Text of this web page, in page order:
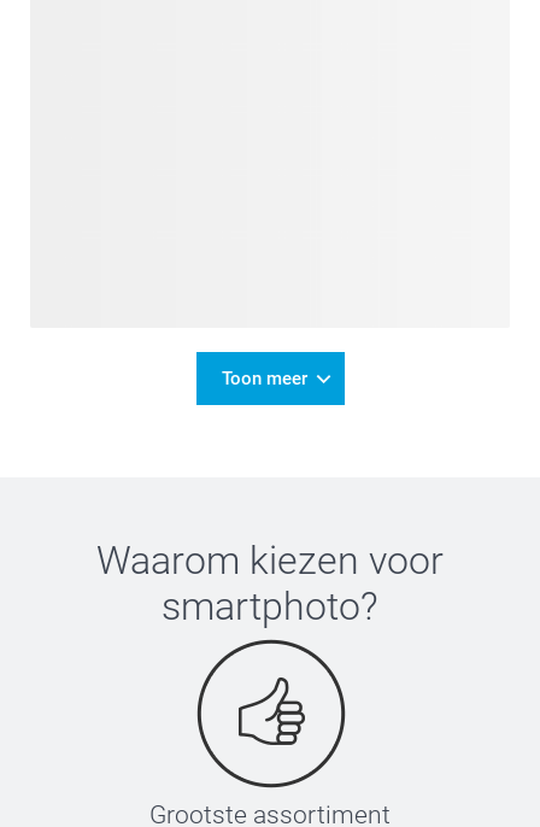
Toon meer
Waarom kiezen voor
smartphoto?
Grootste assortiment